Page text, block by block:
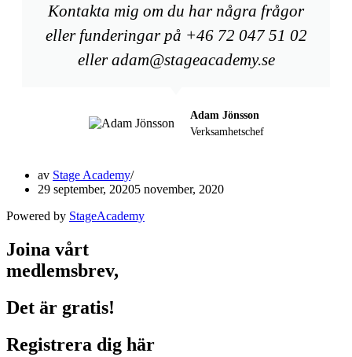
Kontakta mig om du har några frågor
eller funderingar på +46 72 047 51 02
eller adam@stageacademy.se
Adam Jönsson
Verksamhetschef
av Stage Academy
29 september, 20205 november, 2020
Powered by StageAcademy
Joina vårt
medlemsbrev,
Det är gratis!
Registrera dig här